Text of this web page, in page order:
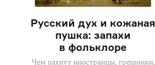
Русский дух и кожаная
пушка: запахи
в фольклоре
Чем пахнут иностранцы, грешники,